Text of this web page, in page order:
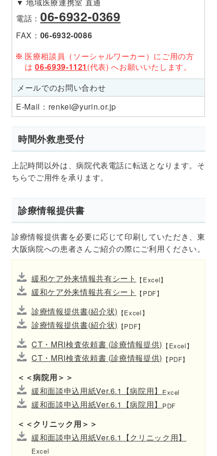
電話：06-6932-0369
FAX： 06-6932-0086
医療相談員（ソーシャルワーカー）にご用の方
は06-6939-1121 (代表) へお願いいたします。
メールでのお問い合わせ
E-Mail：renkei@yurin.or.jp
時間外救患受付
上記時間以外は、病院代表電話に転送となります。そ
ちらでご用件を承ります。
診療情報提供書
診療情報提供書を必要に応じて印刷していただき、東
大阪病院への患者さんご紹介の際にご利用ください。
緩和ケア外来情報共有シート 【Excel】
緩和ケア外来情報共有シート 【PDF】
診療情報提供書(紹介状)【Excel】
診療情報提供書(紹介状)【PDF】
CT・MRI検査依頼書 (診療情報提供)【Excel】
CT・MRI検査依頼書 (診療情報提供)【PDF】
＜＜病院用＞＞
緩和面談申込用紙Ver.6.1【病院用】 Excel
緩和面談申込用紙Ver.6.1【病院用】 PDF
＜＜クリニック用＞＞
緩和面談申込用紙Ver.6.1【クリニック用】
Excel